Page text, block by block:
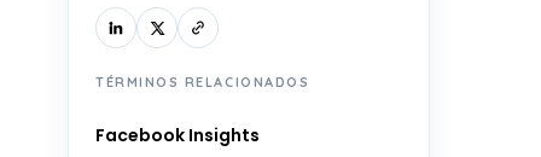
TÉRMINOS RELACIONADOS
Facebook Insights